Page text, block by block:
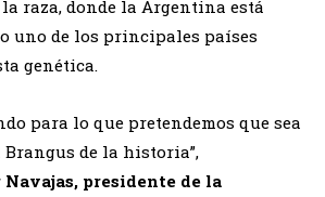
raza, donde la Argentina está
uno de los principales países
genética.
para lo que pretendemos que sea
de la historia”,
presidente de la